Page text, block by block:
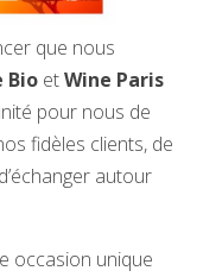
que nous
BioetWine Paris
pour nous de
fidèles clients, de
autour
occasion unique